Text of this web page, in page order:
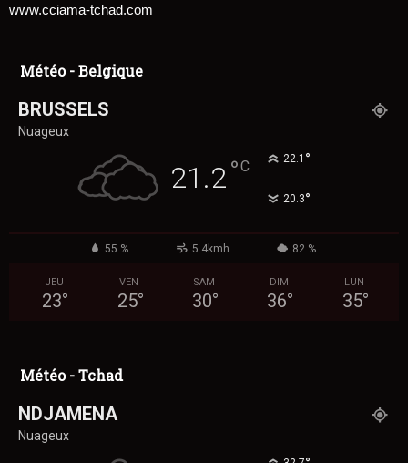
www.cciama-tchad.com
Météo - Belgique
BRUSSELS
Nuageux
21.2°C 22.1 °
20.3°
55 % 5.4kmh 82 %
JEU
23°
VEN
25°
SAM
30°
DIM
36°
LUN
35°
Météo - Tchad
NDJAMENA
Nuageux